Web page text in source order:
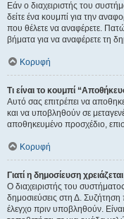
Εάν ο διαχειριστής του
δείτε ένα κουμπί για την
που θέλετε να αναφέρετε.
βήματα για να αναφέρετε τη
Κορυφή
Τι είναι το κουμπί
Αυτό σας επιτρέπει να
και να υποβληθούν σε
αποθηκευμένο προσχέδιο,
Κορυφή
Γιατί η δημοσίευση
Ο διαχειριστής του
δημοσιεύσεις στη Δ. Συζήτηση
έλεγχο πριν υποβληθούν.